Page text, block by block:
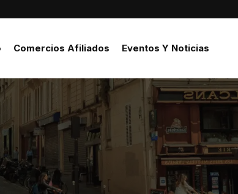
Comercios Afiliados Eventos Y Noticias